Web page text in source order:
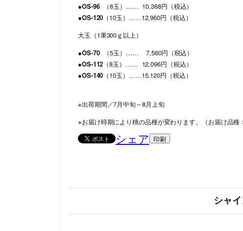
●OS-96
（8玉）…… 10,368円（税込）
●OS-120 （10玉）……12,960円（税込）
大玉（1果300ｇ以上）
●OS-70
（5玉）…… 7,560円（税込）
●OS-112 （8玉）…… 12,096円（税込）
●OS-140 （10玉）……15,120円（税込）
※出荷期間／7月中旬～8月上旬
※お届け時期により桃の品種が変わります。（お届け品種
シェア 印刷
シャ